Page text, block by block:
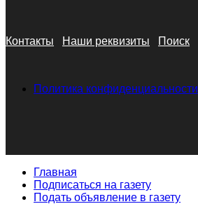
Контакты Наши реквизиты Поиск
Политика конфиденциальности
Главная
Подписаться на газету
Подать объявление в газету